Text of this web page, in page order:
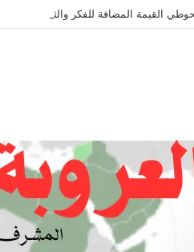
القيمة المضافة للفكر والثقافة